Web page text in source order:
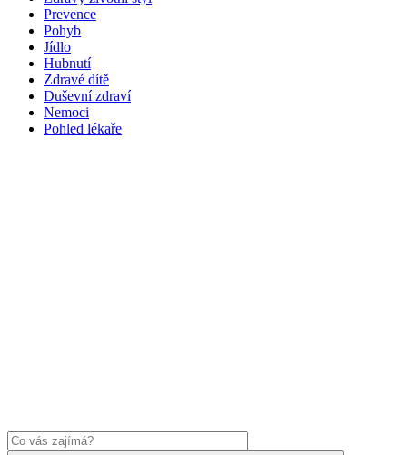
Prevence
Pohyb
Jídlo
Hubnutí
Zdravé dítě
Duševní zdraví
Nemoci
Pohled lékaře